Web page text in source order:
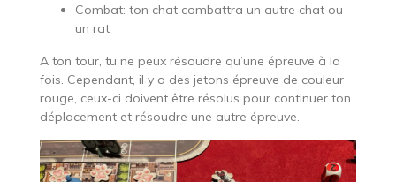
Combat: ton chat combattra un autre chat ou
un rat
A ton tour, tu ne peux résoudre qu’une épreuve à la
fois. Cependant, il y a des jetons épreuve de couleur
rouge, ceux-ci doivent être résolus pour continuer ton
déplacement et résoudre une autre épreuve.